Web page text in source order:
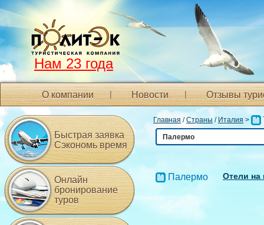
Нам 23 года
О компании Новости Отзывы
Главная /Страны / Италия >
Палермо
Палермо Отели на
Быстрая заявка
Сэкономь время
Онлайн
бронирование
туров